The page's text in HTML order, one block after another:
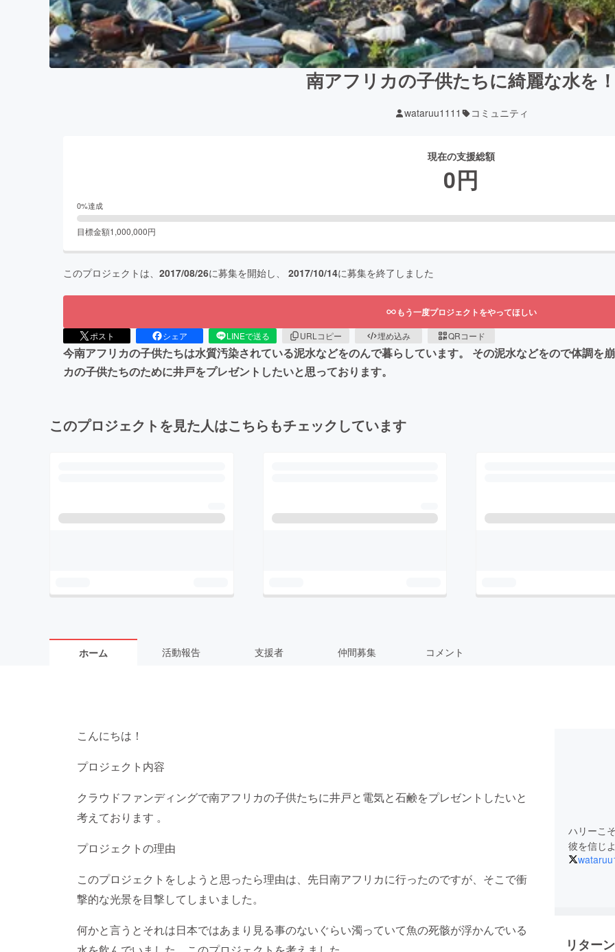
南アフリカの子供たちに綺麗な水を
wataruu1111 コミュニティ
現在の支援総額
0円
0%達成
目標金額1,000,000円
このプロジェクトは、 2017/08/26に募集を開始し、 2017/10/14に募集を終了しました
もう一度プロジェクトをやってほしい
ポスト シェア LINEで送る URLコピー 埋め込み QRコード
今南アフリカの子供たちは水質汚染されている泥水などをのんで暮らしています。 その泥水などをので体調を
カの子供たちのために井戸をプレゼントしたいと思っております。
このプロジェクトを見た人はこちらもチェックしています
ホーム 活動報告 支援者 仲間募集 コメント
こんにちは！
プロジェクト内容
クラウドファンディングで南アフリカの子供たちに井戸と電気と石鹸をプレゼントしたいと
考えております 。
プロジェクトの理由
このプロジェクトをしようと思ったら理由は、先日南アフリカに行ったのですが、そこで衝
撃的な光景を目撃してしまいました。
何かと言うとそれは日本ではあまり見る事のないぐらい濁っていて魚の死骸が浮かんでいる
ハリーこ
彼を信じ
リター